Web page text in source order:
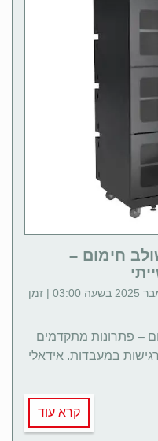
חימום –
בתאריך 12 נובמבר 2025 בשעה 03:00 | זמן
– פתרונות מתקדמים
במעבדות. אידאלי
קרא עוד